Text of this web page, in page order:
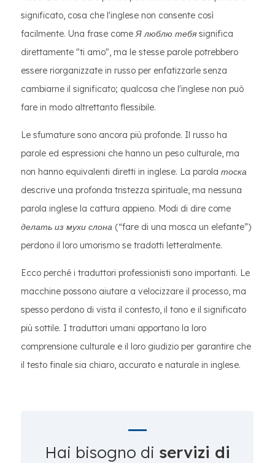
significato, cosa che l'inglese non consente così
facilmente. Una frase comeЯ люблю тебя significa
direttamente "ti amo", ma le stesse parole potrebbero
essere riorganizzate in russo per enfatizzarle senza
cambiarne il significato; qualcosa che l'inglese non può
fare in modo altrettanto flessibile.
Le sfumature sono ancora più profonde. Il russo ha
parole ed espressioni che hanno un peso culturale, ma
non hanno equivalenti diretti in inglese. La parola тоска
descrive una profonda tristezza spirituale, ma nessuna
parola inglese la cattura appieno. Modi di dire come
делать из мухи слона (“fare di una mosca un elefante”)
perdono il loro umorismo se tradotti letteralmente.
Ecco perché i traduttori professionisti sono importanti. Le
macchine possono aiutare a velocizzare il processo, ma
spesso perdono di vista il contesto, il tono e il significato
più sottile. I traduttori umani apportano la loro
comprensione culturale e il loro giudizio per garantire che
il testo finale sia chiaro, accurato e naturale in inglese.
Hai bisogno di servizi di